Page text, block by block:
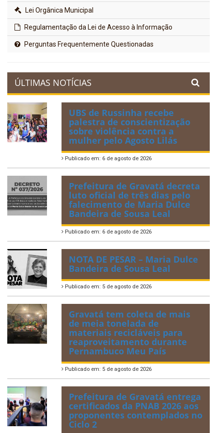
Lei Orgânica Municipal
Regulamentação da Lei de Acesso à Informação
Perguntas Frequentemente Questionadas
ÚLTIMAS NOTÍCIAS
UBS de Russinha recebe
palestra de conscientização
sobre violência contra a
mulher pelo Agosto Lilás
Publicado em: 6 de agosto de 2026
Prefeitura de Gravatá decreta
luto oficial de três dias pelo
falecimento de Maria Dulce
Bandeira de Sousa Leal
Publicado em: 6 de agosto de 2026
NOTA DE PESAR – Maria Dulce
Bandeira de Sousa Leal
Publicado em: 5 de agosto de 2026
Gravatá tem coleta de mais
de meia tonelada de
materiais recicláveis para
reaproveitamento durante
Pernambuco Meu País
Publicado em: 5 de agosto de 2026
Prefeitura de Gravatá entrega
certificados da PNAB 2026 aos
proponentes contemplados no
Ciclo 2